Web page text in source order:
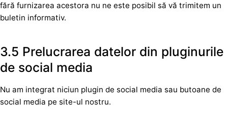
fără furnizarea acestora nu ne este posibil să vă trimitem un
buletin informativ.
3.5 Prelucrarea datelor din pluginurile
de social media
Nu am integrat niciun plugin de social media sau butoane de
social media pe site-ul nostru.